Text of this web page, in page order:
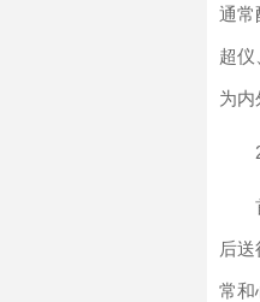
通常
超
为内
后
常和